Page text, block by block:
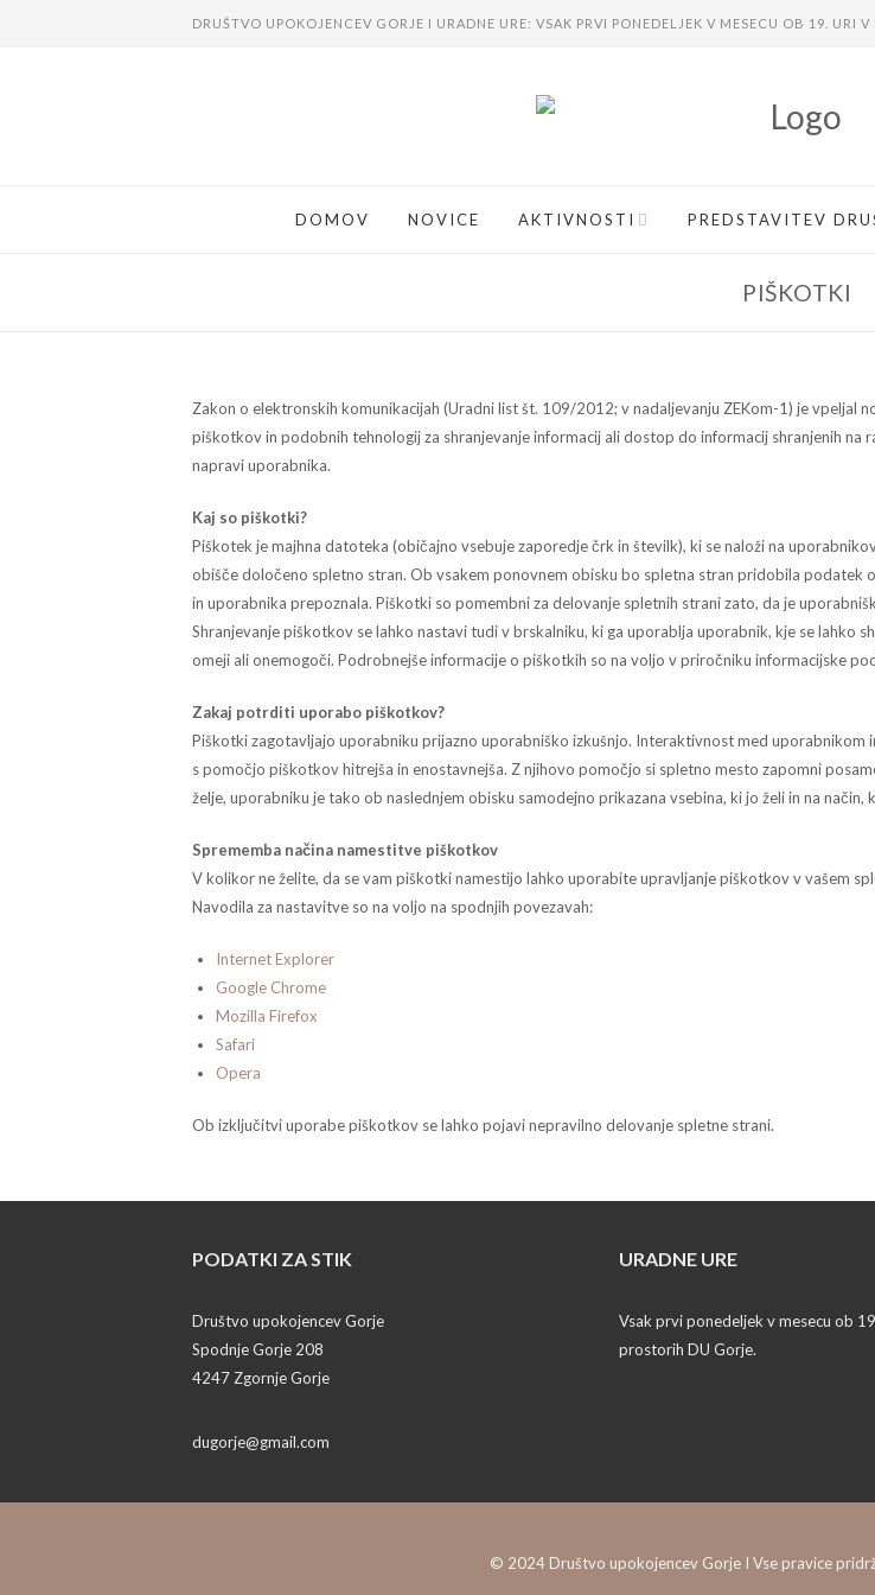
DRUŠTVO UPOKOJENCEV GORJE I URADNE URE: VSAK PRVI PONEDELJEK V MESECU OB 19. URI
DOMOV NOVICE AKTIVNOSTI PREDSTAVITEV
PIŠKOTKI
Zakon o elektronskih komunikacijah (Uradni list št. 109/2012; v nadaljevanju ZEKom-1) je vpeljal
piškotkov in podobnih tehnologij za shranjevanje informacij ali dostop do informacij shranjenih na
napravi uporabnika.
Kaj so piškotki?
Piškotek je majhna datoteka (običajno vsebuje zaporedje črk in številk), ki se naloži na
obišče določeno spletno stran. Ob vsakem ponovnem obisku bo spletna stran pridobila podatek
in uporabnika prepoznala. Piškotki so pomembni za delovanje spletnih strani zato, da je
Shranjevanje piškotkov se lahko nastavi tudi v brskalniku, ki ga uporablja uporabnik, kje se lahko
omeji ali onemogoči. Podrobnejše informacije o piškotkih so na voljo v priročniku informacijske
Zakaj potrditi uporabo piškotkov?
Piškotki zagotavljajo uporabniku prijazno uporabniško izkušnjo. Interaktivnost med uporabnikom
s pomočjo piškotkov hitrejša in enostavnejša. Z njihovo pomočjo si spletno mesto zapomni
želje, uporabniku je tako ob naslednjem obisku samodejno prikazana vsebina, ki jo želi in na način,
Sprememba načina namestitve piškotkov
V kolikor ne želite, da se vam piškotki namestijo lahko uporabite upravljanje piškotkov v vašem
Navodila za nastavitve so na voljo na spodnjih povezavah:
Internet Explorer
Google Chrome
Mozilla Firefox
Safari
Opera
Ob izključitvi uporabe piškotkov se lahko pojavi nepravilno delovanje spletne strani.
PODATKI ZA STIK
Društvo upokojencev Gorje
Spodnje Gorje 208
4247 Zgornje Gorje
dugorje@gmail.com
URADNE URE
Vsak prvi ponedeljek v mesecu ob
prostorih DU Gorje.
© 2024 Društvo upokojencev Gorje I Vse pravice